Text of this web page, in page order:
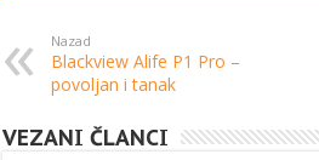
Nazad
Blackview Alife P1 Pro –
povoljan i tanak
VEZANI ČLANCI